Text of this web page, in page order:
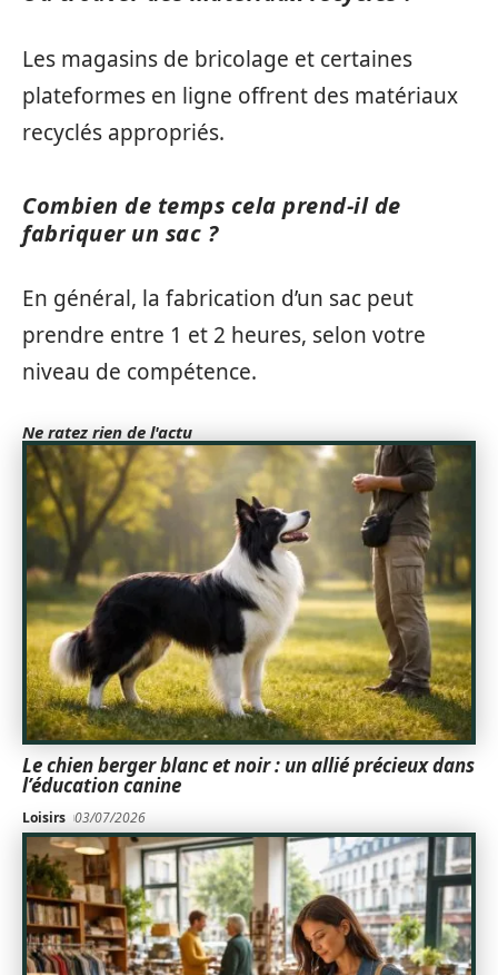
Les magasins de bricolage et certaines
plateformes en ligne offrent des matériaux
recyclés appropriés.
Combien de temps cela prend-il de
fabriquer un sac ?
En général, la fabrication d’un sac peut
prendre entre 1 et 2 heures, selon votre
niveau de compétence.
Ne ratez rien de l'actu
Le chien berger blanc et noir : un allié précieux dans
l’éducation canine
Loisirs 03/07/2026